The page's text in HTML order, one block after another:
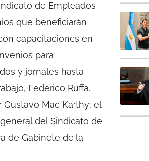
de Empleados
que beneficiarán
capacitaciones en
para
y jornales hasta
Federico Ruffa.
Mac Karthy; el
del Sindicato de
de Gabinete de la